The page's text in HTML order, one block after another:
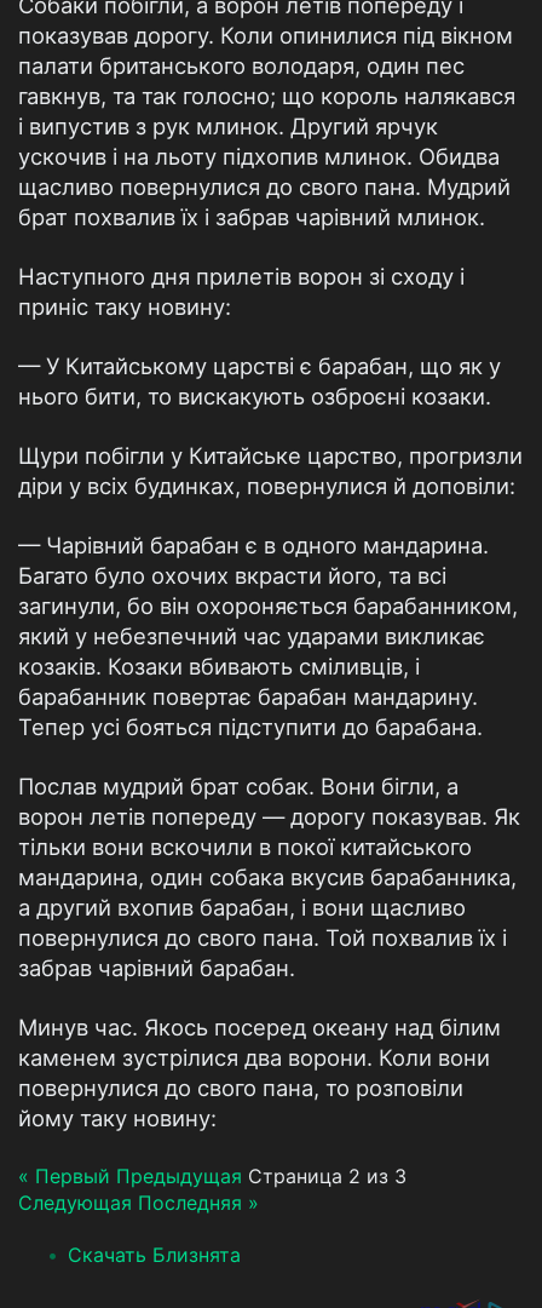
показував дорогу. Коли опинилися під вікном
палати британського володаря, один пес
гавкнув, та так голосно; що король налякався
і випустив з рук млинок. Другий ярчук
ускочив і на льоту підхопив млинок. Обидва
щасливо повернулися до свого пана. Мудрий
брат похвалив їх і забрав чарівний млинок.
Наступного дня прилетів ворон зі сходу і
приніс таку новину:
— У Китайському царстві є барабан, що як у
нього бити, то вискакують озброєні козаки.
Щури побігли у Китайське царство, прогризли
діри у всіх будинках, повернулися й доповіли:
— Чарівний барабан є в одного мандарина.
Багато було охочих вкрасти його, та всі
загинули, бо він охороняється барабанником,
який у небезпечний час ударами викликає
козаків. Козаки вбивають сміливців, і
барабанник повертає барабан мандарину.
Тепер усі бояться підступити до барабана.
Послав мудрий брат собак. Вони бігли, а
ворон летів попереду — дорогу показував. Як
тільки вони вскочили в покої китайського
мандарина, один собака вкусив барабанника,
а другий вхопив барабан, і вони щасливо
повернулися до свого пана. Той похвалив їх і
забрав чарівний барабан.
Минув час. Якось посеред океану над білим
каменем зустрілися два ворони. Коли вони
повернулися до свого пана, то розповіли
йому таку новину:
« Первый Предыдущая Страница 2 из 3
Следующая Последняя »
Скачать Близнята